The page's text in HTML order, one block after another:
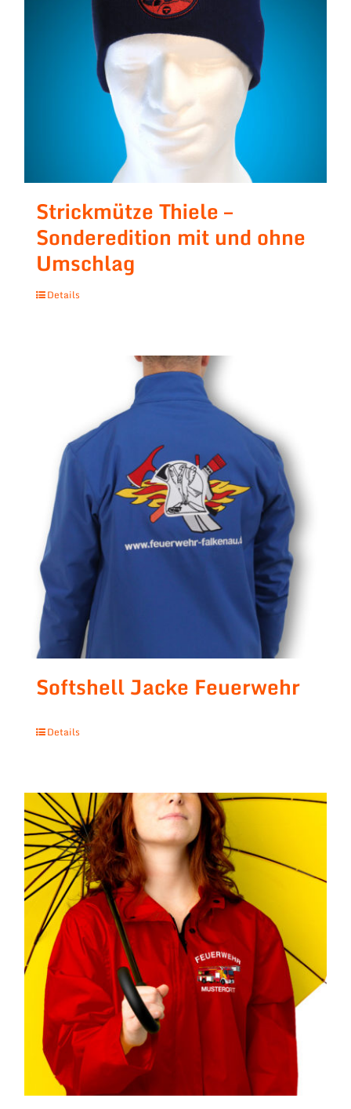
Strickmütze Thiele –
Sonderedition mit und ohne
Umschlag
Details
Softshell Jacke Feuerwehr
Details